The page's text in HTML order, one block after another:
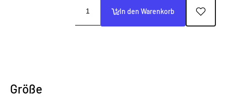
In den Warenkorb
Größe